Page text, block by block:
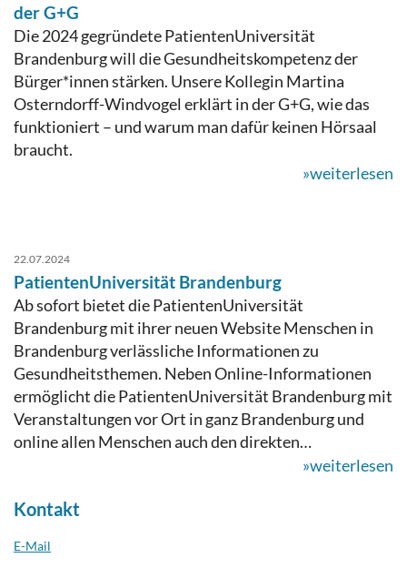
der G+G
Die 2024 gegründete PatientenUniversität
Brandenburg will die Gesundheitskompetenz der
Bürger*innen stärken. Unsere Kollegin Martina
Osterndorff-Windvogel erklärt in der G+G, wie das
funktioniert – und warum man dafür keinen Hörsaal
braucht.
»weiterlesen
22.07.2024
PatientenUniversität Brandenburg
Ab sofort bietet die PatientenUniversität
Brandenburg mit ihrer neuen Website Menschen in
Brandenburg verlässliche Informationen zu
Gesundheitsthemen. Neben Online-Informationen
ermöglicht die PatientenUniversität Brandenburg mit
Veranstaltungen vor Ort in ganz Brandenburg und
online allen Menschen auch den direkten…
»weiterlesen
Kontakt
E-Mail